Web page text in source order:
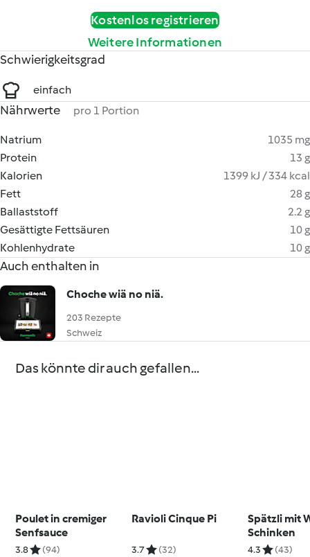
Kostenlos registrieren
Weitere Informationen
Schwierigkeitsgrad
einfach
Nährwerte pro 1 Portion
Natrium
1035 mg
Protein
13 g
Kalorien
1399 kJ / 334 kcal
Fett
28 g
Ballaststoff
2.2 g
Gesättigte Fettsäuren
10 g
Kohlenhydrate
10 g
Auch enthalten in
Choche wiä no niä.
203 Rezepte
Schweiz
Das könnte dir auch gefallen...
Poulet in cremiger
Senfsauce
3.8 (94)
Ravioli Cinque Pi
3.7 (32)
Spätzli mit
Schinken
4.3 (43)